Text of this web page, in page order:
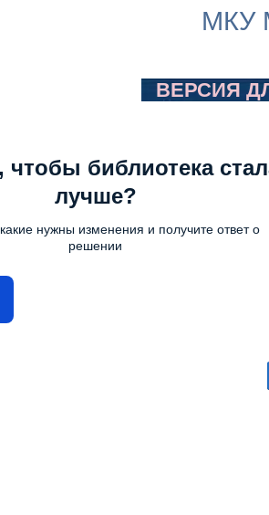
МКУ
ВЕРСИЯ
чтобы библиотека
лучше?
нужны изменения и получите ответ о
решении